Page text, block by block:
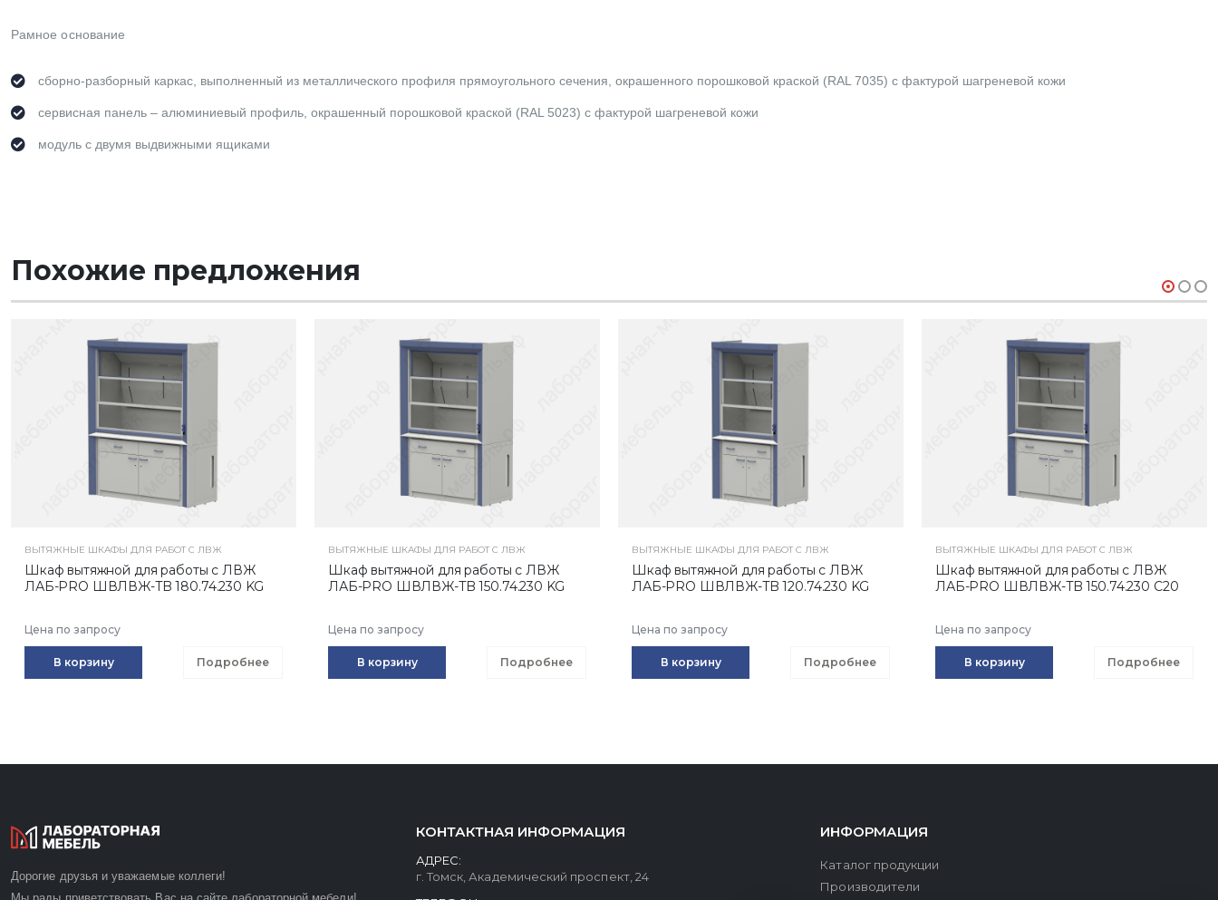
Рамное основание
сборно-разборный каркас, выполненный из металлического профиля прямоугольного сечения, окрашенного порошковой краской (RAL 7035) с фактурой шагреневой кожи
сервисная панель – алюминиевый профиль, окрашенный порошковой краской (RAL 5023) с фактурой шагреневой кожи
модуль с двумя выдвижными ящиками
Похожие предложения
ВЫТЯЖНЫЕ ШКАФЫ ДЛЯ РАБОТ С ЛВЖ
Шкаф вытяжной для работы с ЛВЖ
ЛАБ-PRO ШВЛВЖ-TB 180.74.230 KG
Цена по запросу
В корзину Подробнее
ВЫТЯЖНЫЕ ШКАФЫ ДЛЯ РАБОТ С ЛВЖ
Шкаф вытяжной для работы с ЛВЖ
ЛАБ-PRO ШВЛВЖ-TB 150.74.230 KG
Цена по запросу
В корзину Подробнее
ВЫТЯЖНЫЕ ШКАФЫ ДЛЯ РАБОТ С ЛВЖ
Шкаф вытяжной для работы с ЛВЖ
ЛАБ-PRO ШВЛВЖ-TB 120.74.230 KG
Цена по запросу
В корзину Подробнее
ВЫТЯЖНЫЕ ШКАФЫ ДЛЯ РАБОТ С ЛВЖ
Шкаф вытяжной для работы с ЛВЖ
ЛАБ-PRO ШВЛВЖ-TB 150.74.230 С20
Цена по запросу
В корзину Подробнее
Дорогие друзья и уважаемые коллеги!
КОНТАКТНАЯ ИНФОРМАЦИЯ
АДРЕС:
г. Томск, Академический проспект, 24
ИНФОРМАЦИЯ
Каталог продукции
Производители